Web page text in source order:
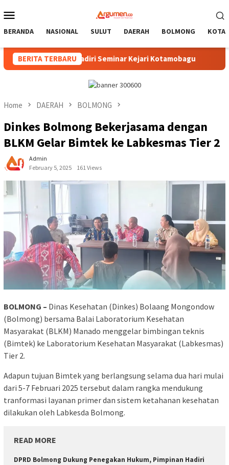
to
Menu
BERANDA NASIONAL SULUT DAERAH BOLMONG
BERITA TERBARU
Hadiri Seminar Kejari Kotamobagu Wali Kota
Home DAERAH BOLMONG
Dinkes Bolmong Bekerjasama dengan
BLKM Gelar Bimtek ke Labkesmas Tier 2
Admin
February 5, 2025
161 Views
BOLMONG – Dinas Kesehatan (Dinkes) Bolaang Mongondow
(Bolmong) bersama Balai Laboratorium Kesehatan
Masyarakat (BLKM) Manado menggelar bimbingan teknis
(Bimtek) ke Laboratorium Kesehatan Masyarakat (Labkesmas)
Tier 2.
Adapun tujuan Bimtek yang berlangsung selama dua hari mulai
dari 5-7 Februari 2025 tersebut dalam rangka mendukung
tranformasi layanan primer dan sistem ketahanan kesehatan
dilakukan oleh Labkesda Bolmong.
READ MORE
DPRD Bolmong Dukung Penegakan Hukum, Pimpinan Hadiri